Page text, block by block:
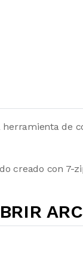
herramienta de
creado con 7-